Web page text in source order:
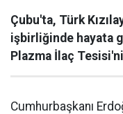
Çubu'ta, Türk
işbirliğinde hayata
Plazma İlaç
Cumhurbaşkanı